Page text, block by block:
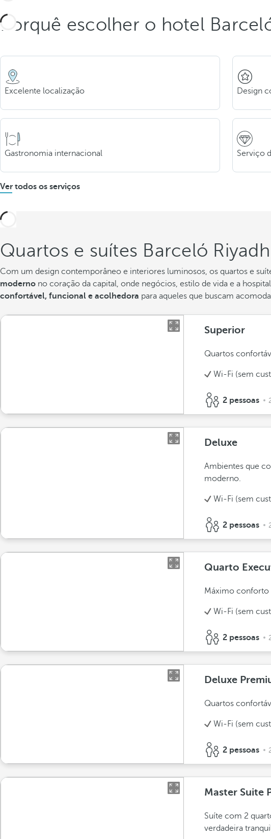
Porquê escolher o hotel
Excelente localização Design
Gastronomia internacional Serviço
Ver todos os serviços
Quartos e suítes Barceló
Com um design contemporâneo e interiores luminosos, os quartos e
moderno no coração da capital, onde negócios, estilo de vida e a
confortável, funcional e acolhedora para aqueles que buscam
Superior
Quartos
Wi-Fi (sem
2 pessoas
Deluxe
Ambientes que
moderno.
Wi-Fi (sem
2 pessoas
Quarto
Máximo conforto
Wi-Fi (sem
2 pessoas
Deluxe
Quartos
Wi-Fi (sem
2 pessoas
Master Suite
Suíte com 2
verdadeira